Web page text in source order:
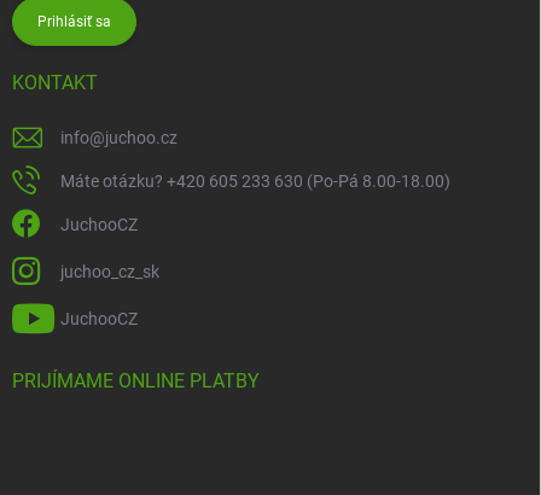
Prihlásiť sa
KONTAKT
info@juchoo.cz
Máte otázku? +420 605 233 630 (Po-Pá 8.00-18.00)
JuchooCZ
juchoo_cz_sk
JuchooCZ
PRIJÍMAME ONLINE PLATBY